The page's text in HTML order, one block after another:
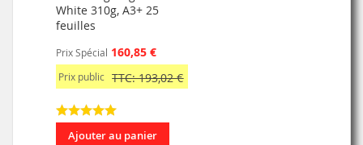
White 310g, A3+ 25
feuilles
Prix Spécial 160,85 €
Prix public TTC: 193,02 €
Ajouter au panier